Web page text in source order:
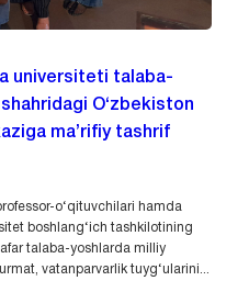
universiteti talaba-
O‘zbekiston
ma’rifiy tashrif
o‘qituvchilari hamda
boshlang‘ich tashkilotining
talaba-yoshlarda milliy
vatanparvarlik tuyg‘ularini...